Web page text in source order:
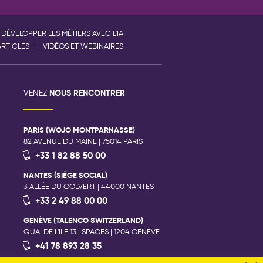
DÉVELOPPER LES MÉTIERS AVEC L'IA
VIDÉOS ET WEBINAIRES
VENEZ NOUS RENCONTRER
PARIS (WOJO MONTPARNASSE)
82 AVENUE DU MAINE | 75014 PARIS
+33 1 82 88 50 00
NANTES (SIÈGE SOCIAL)
3 ALLÉE DU COLVERT | 44000 NANTES
+33 2 49 88 00 00
GENÈVE (TALENCO SWITZERLAND)
QUAI DE L'ILE 13 | SPACES | 1204 GENÈVE
+41 78 893 28 35